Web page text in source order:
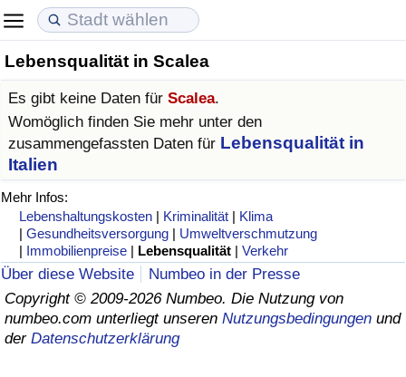
Lebensqualität in Scalea
Es gibt keine Daten für Scalea.
Womöglich finden Sie mehr unter den
zusammengefassten Daten für Lebensqualität in
Italien
Mehr Infos:
Lebenshaltungskosten | Kriminalität | Klima
|Gesundheitsversorgung | Umweltverschmutzung
| Immobilienpreise | Lebensqualität |Verkehr
Über diese Website
Numbeo in der Presse
Copyright © 2009-2026 Numbeo. Die Nutzung von
numbeo.com unterliegt unseren Nutzungsbedingungen und
der Datenschutzerklärung
Lebenshaltungskosten
Lebenshaltungskosten-Index (aktuell)
Lebenshaltungskosten-Index
Lebenshaltungskosten-Index nach Land
in Akaba
Immobilienpreise
Immobilienpreis-Index (aktuell)
Immobilienpreis-Index
Immobilienpreis-Index nach Land
Lebensqualität
Lebensqualität-Index
Lebensqualität-Index (aktuell)
Lebensqualitätsindex nach Land
Kriminalität
Kriminalitäts-Index (aktuell)
Kriminalitäts-Index